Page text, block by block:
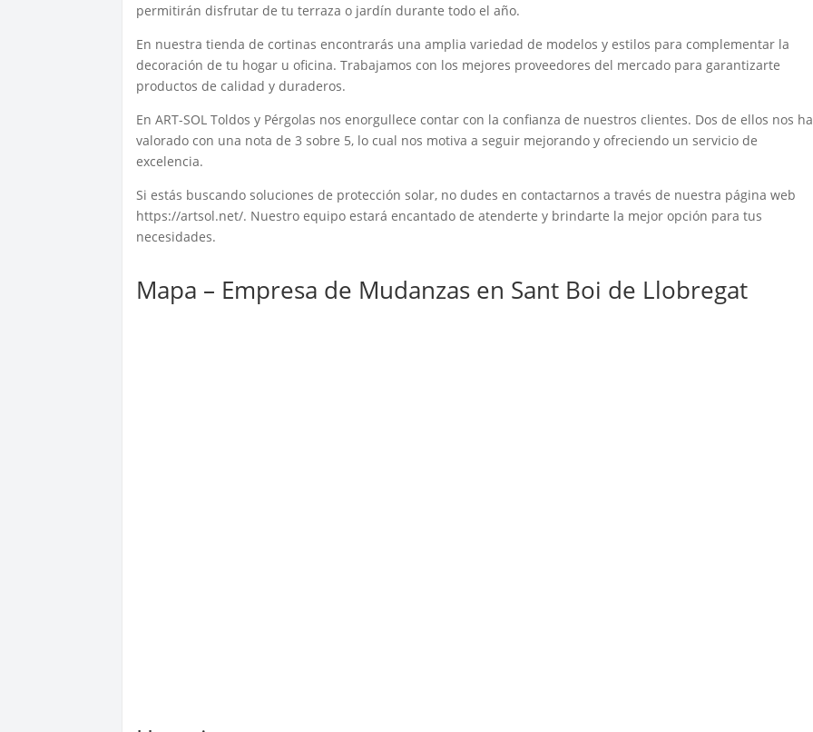
permitirán disfrutar de tu terraza o jardín durante todo el año.
En nuestra tienda de cortinas encontrarás una amplia variedad de modelos y estilos para complementar la
decoración de tu hogar u oficina. Trabajamos con los mejores proveedores del mercado para garantizarte
productos de calidad y duraderos.
En ART-SOL Toldos y Pérgolas nos enorgullece contar con la confianza de nuestros clientes. Dos de ellos nos
valorado con una nota de 3 sobre 5, lo cual nos motiva a seguir mejorando y ofreciendo un servicio de
excelencia.
Si estás buscando soluciones de protección solar, no dudes en contactarnos a través de nuestra página web
https://artsol.net/. Nuestro equipo estará encantado de atenderte y brindarte la mejor opción para tus
necesidades.
Mapa – Empresa de Mudanzas en Sant Boi de Llobregat